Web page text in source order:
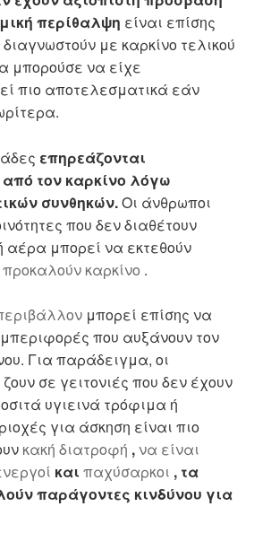
περίθαλψη είναι επίσης
με καρκίνο τελικού
μπορούσε να είχε
πιο αποτελεσματικά εάν
επηρεάζονται
τον καρκίνο λόγω
συνθηκών.Οι άνθρωποι
που δεν διαθέτουν
αέρα μπορεί να εκτεθούν
καρκίνο .
μπορεί επίσης να
που αυξάνουν τον
Για παράδειγμα, οι
σε γειτονιές που δεν έχουν
υγιεινά τρόφιμα ή
για άσκηση είναι πιο
κακή διατροφή ,να είναι
καιπαχύσαρκοι , τα
παράγοντες κινδύνου για